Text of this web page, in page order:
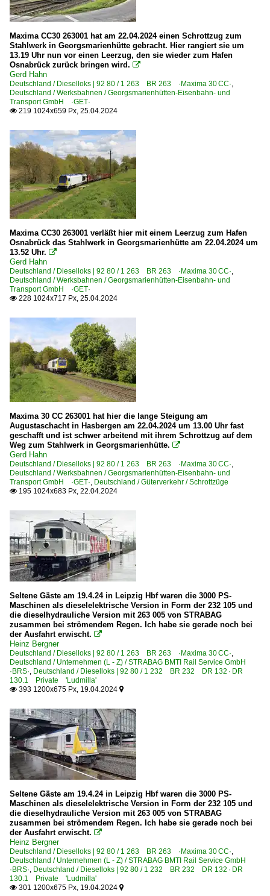
783 Crailsheim – Schwäbisch Hall – Heilbronn
Strecken | KBS 800-999
820 (Nürnberg–) Bamberg – Lichtenfels
840 Hochstadt-Marktzeuln – Probstzella – Saalfeld
855 Regensburg – Weiden – Oberkotzau (–Hof)
880 Nürnberg – Regensburg – Obertraubling – Passau
975 Ulm – Memmingen – Kempten ·Illertalbahn·
Unternehmen (A - K)
Eisenbahn- und Hafenbetriebsgesellschaft Region
Havelländische Eisenbahn AG ·HVLE·
Heinrich Mertz Kies- und Sandwerke GmbH & Co. KG,
InfraLeuna GmbH, Leuna ·IL·LEUNA·
Kreisbahn Siegen-Wittgenstein GmbH (Siegener
Unternehmen (L - Z)
Schienen Güter Logistik GmbH, Rangsdorf ·SGL·
Starkenberger Baustoffwerke GmbH ·SBW·STARK·
STRABAG BMTI Rail Service GmbH ·BRS·
Stuttgarter Bahnservice ·SBS·
Voith Turbo Lokomotivtechnik | VTLT
Wiebe Gleisbau GmbH, Achim ·HFW·
Werksbahnen
Georgsmarienhütten-Eisenbahn- und Transport GmbH
Tschechien
Unternehmen
Legios Loco a.s. ·LGSL·
Maxima CC30 263001 hat am 22.04.2024 einen Schrottzug zum
Stahlwerk in Georgsmarienhütte gebracht. Hier rangiert sie um
13.19 Uhr nun vor einen Leerzug, den sie wieder zum Hafen
Osnabrück zurück bringen wird. 
Gerd Hahn
Deutschland / Dieselloks | 92 80 / 1 263 BR 263 ·Maxima 30 CC·,
Deutschland / Werksbahnen / Georgsmarienhütten-Eisenbahn- und
Transport GmbH ·GET·
 219 1024x659 Px, 25.04.2024
Maxima CC30 263001 verläßt hier mit einem Leerzug zum Hafen
Osnabrück das Stahlwerk in Georgsmarienhütte am 22.04.2024 um
13.52 Uhr. 
Gerd Hahn
Deutschland / Dieselloks | 92 80 / 1 263 BR 263 ·Maxima 30 CC·,
Deutschland / Werksbahnen / Georgsmarienhütten-Eisenbahn- und
Transport GmbH ·GET·
 228 1024x717 Px, 25.04.2024
Maxima 30 CC 263001 hat hier die lange Steigung am
Augustaschacht in Hasbergen am 22.04.2024 um 13.00 Uhr fast
geschafft und ist schwer arbeitend mit ihrem Schrottzug auf dem
Weg zum Stahlwerk in Georgsmarienhütte. 
Gerd Hahn
Deutschland / Dieselloks | 92 80 / 1 263 BR 263 ·Maxima 30 CC·,
Deutschland / Werksbahnen / Georgsmarienhütten-Eisenbahn- und
Transport GmbH ·GET·, Deutschland / Güterverkehr / Schrottzüge
 195 1024x683 Px, 22.04.2024
Seltene Gäste am 19.4.24 in Leipzig Hbf waren die 3000 PS-
Maschinen als dieselelektrische Version in Form der 232 105 und
die dieselhydrauliche Version mit 263 005 von STRABAG
zusammen bei strömendem Regen. Ich habe sie gerade noch bei
der Ausfahrt erwischt. 
Heinz Bergner
Deutschland / Dieselloks | 92 80 / 1 263 BR 263 ·Maxima 30 CC·,
Deutschland / Unternehmen (L - Z) / STRABAG BMTI Rail Service GmbH
·BRS·, Deutschland / Dieselloks | 92 80 / 1 232 BR 232 DR 132 · DR
130.1 Private 'Ludmilla'
 393 1200x675 Px, 19.04.2024 
Seltene Gäste am 19.4.24 in Leipzig Hbf waren die 3000 PS-
Maschinen als dieselelektrische Version in Form der 232 105 und
die dieselhydrauliche Version mit 263 005 von STRABAG
zusammen bei strömendem Regen. Ich habe sie gerade noch bei
der Ausfahrt erwischt. 
Heinz Bergner
Deutschland / Dieselloks | 92 80 / 1 263 BR 263 ·Maxima 30 CC·,
Deutschland / Unternehmen (L - Z) / STRABAG BMTI Rail Service GmbH
·BRS·, Deutschland / Dieselloks | 92 80 / 1 232 BR 232 DR 132 · DR
130.1 Private 'Ludmilla'
 301 1200x675 Px, 19.04.2024 